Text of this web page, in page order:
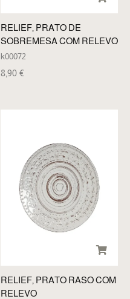
RELIEF, PRATO DE
SOBREMESA COM RELEVO
k00072
8,90 €
RELIEF, PRATO RASO COM
RELEVO